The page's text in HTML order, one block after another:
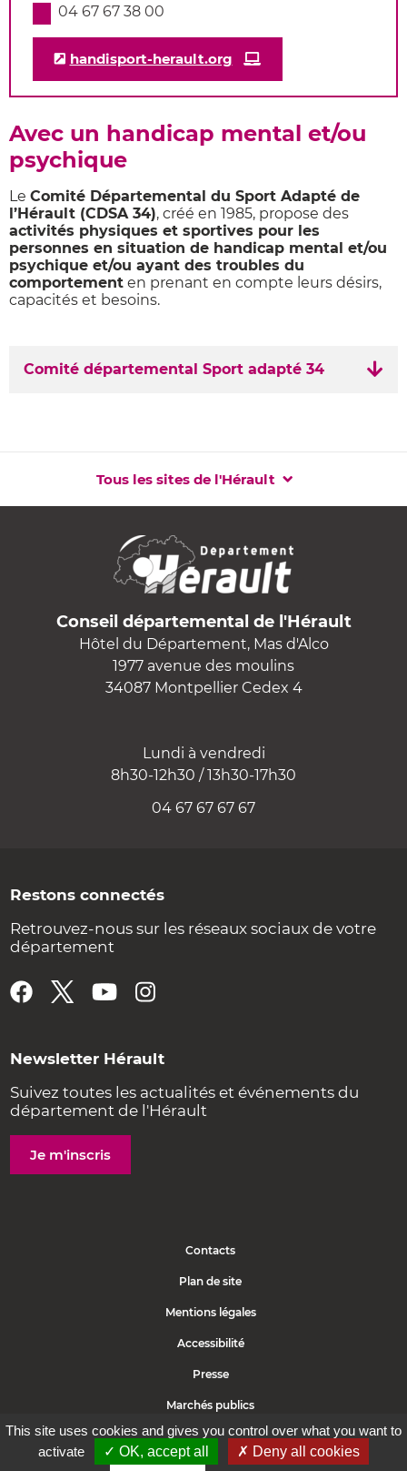
This site uses cookies and gives you control over what you want to
activate
✓ OK, accept all
✗ Deny all cookies
04 67 67 38 00
handisport-herault.org
Avec un handicap mental et/ou
psychique
Le Comité Départemental du Sport Adapté de
l’Hérault (CDSA 34), créé en 1985, propose des
activités physiques et sportives pour les
personnes en situation de handicap mental et/ou
psychique et/ou ayant des troubles du
comportement en prenant en compte leurs désirs,
capacités et besoins.
Comité départemental Sport adapté 34
Tous les sites de l'Hérault
Conseil départemental de l'Hérault
Hôtel du Département, Mas d'Alco
1977 avenue des moulins
34087 Montpellier Cedex 4
Lundi à vendredi
8h30-12h30 / 13h30-17h30
04 67 67 67 67
Restons connectés
Retrouvez-nous sur les réseaux sociaux de votre
département
Newsletter Hérault
Suivez toutes les actualités et événements du
département de l'Hérault
Je m'inscris
Contacts
Plan de site
Mentions légales
Accessibilité
Presse
Marchés publics
Politique de cookies
Protection des données